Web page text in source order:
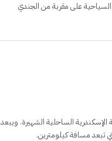
على مقربة من الجندي
الساحلية الشهيرة. ويبعد